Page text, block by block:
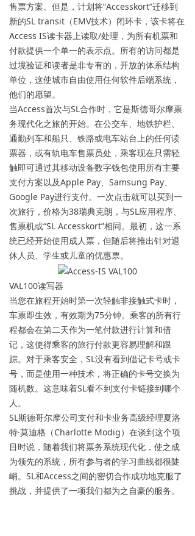
售票方案。但是，计划将“Accesskort”迁移到
新的SL transit（EMV技术）闭环卡，该卡将在
Access IS读卡器上读取/处理，为所有机票和
付款提供一个单一的表示点。所有的访问都是
过境验证和读者是非专有的，开放的体系结构
单位，这使城市自由使用任何软件后端系统，
他们的愿望。
当Access首次与SL合作时，它是斯德哥尔摩票
务现代化之旅的开始。在公交车、地铁护栏、
通勤列车和船只、铁路或电车站台上的任何读
票器，或有轨电车售票员处，乘客现在只需轻
触即可通过其移动设备数字钱包使用所有主要
支付方案以及Apple Pay、Samsung Pay、
Google Pay进行支付。一次点击就可以买到一
次旅行，价格为38瑞典克朗，与SL应用程序、
售票机或“SL Accesskort”相同。最初，这一系
统已经开始使用成人票，但随后将推出针对退
休人员、学生或儿童的优惠票。
VAL100读写器
当您在旅程开始时第一次轻触非接触式卡时，
车票即生效，有效期为75分钟。乘客的所有行
程都会在第二天作为一笔付款进行计算和借
记，这使得乘客的旅行付款更容易理解和跟
踪。对于乘客安全，SL没有看到借记卡号或卡
号，而是使用一种技术，将正确的卡号交换为
随机数。这意味着SL看不到支付卡链接到哪个
人。
SL斯德哥尔摩公司支付和卡业务高级经理夏洛
特·莫迪格（Charlotte Modig）在谈到这个项
目时说，随着我们将票务系统现代化，使之成
为领先的系统，所有参与者的学习曲线都很陡
峭。SL和Access之间的密切合作成功地克服了
挑战，并提供了一项我们都为之自豪的服务。